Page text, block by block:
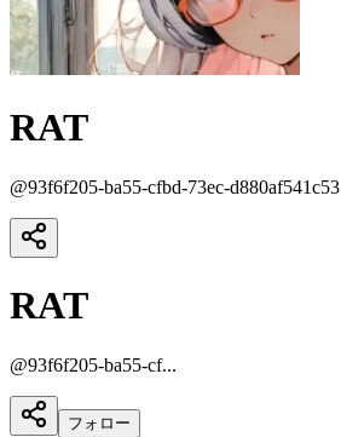
RAT
@93f6f205-ba55-cfbd-73ec-d880af541c53
RAT
@93f6f205-ba55-cf...
フォロー